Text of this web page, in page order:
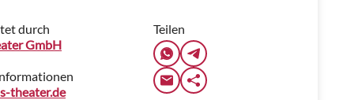
durch
GmbH
theater.de
Teilen